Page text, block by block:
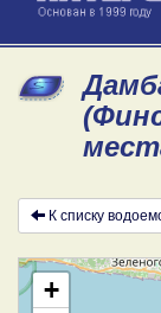
К списку
+